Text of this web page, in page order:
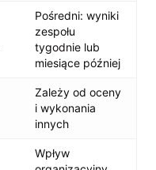
Pośredni: wyniki
zespołu
tygodnie lub
miesiące później
Zależy od oceny
i wykonania
innych
Wpływ